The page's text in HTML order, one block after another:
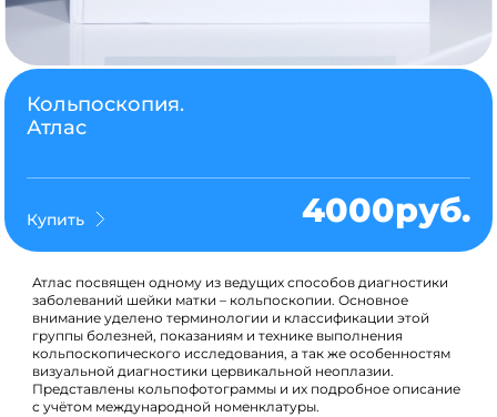
Кольпоскопия.
Атлас
Купить 4000руб.
Атлас посвящен одному из ведущих способов диагностики
заболеваний шейки матки – кольпоскопии. Основное
внимание уделено терминологии и классификации этой
группы болезней, показаниям и технике выполнения
кольпоскопического исследования, а так же особенностям
визуальной диагностики цервикальной неоплазии.
Представлены кольпофотограммы и их подробное описание
с учётом международной номенклатуры.